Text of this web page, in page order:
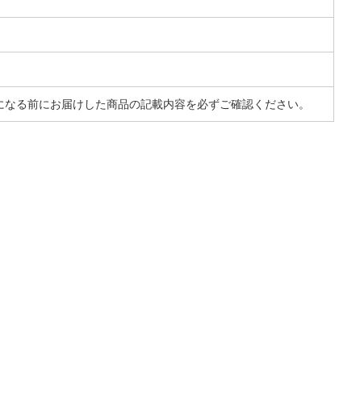
る前にお届けした商品の記載内容を必ずご確認ください。